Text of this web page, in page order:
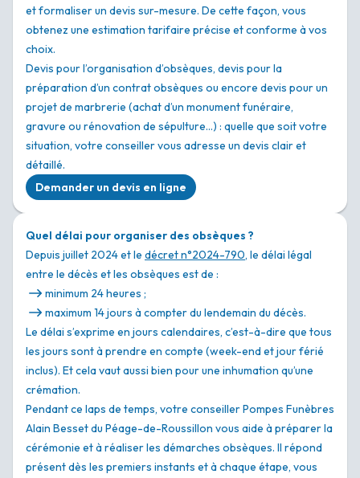
et formaliser un devis sur-mesure. De cette façon, vous
obtenez une estimation tarifaire précise et conforme à vos
choix.
Devis pour l’organisation d’obsèques, devis pour la
préparation d’un contrat obsèques ou encore devis pour un
projet de marbrerie (achat d’un monument funéraire,
gravure ou rénovation de sépulture…) : quelle que soit votre
situation, votre conseiller vous adresse un devis clair et
détaillé.
Demander un devis en ligne
Quel délai pour organiser des obsèques ?
Depuis juillet 2024 et le décret n°2024-790, le délai légal
entre le décès et les obsèques est de :
minimum 24 heures ;
maximum 14 jours à compter du lendemain du décès.
Le délai s’exprime en jours calendaires, c’est-à-dire que tous
les jours sont à prendre en compte (week-end et jour férié
inclus). Et cela vaut aussi bien pour une inhumation qu’une
crémation.
Pendant ce laps de temps, votre conseiller Pompes Funèbres
Alain Besset du Péage-de-Roussillon vous aide à préparer la
cérémonie et à réaliser les démarches obsèques. Il répond
présent dès les premiers instants et à chaque étape, vous